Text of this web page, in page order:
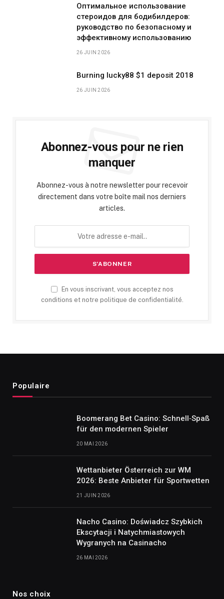
Оптимальное использование
стероидов для бодибилдеров:
руководство по безопасному и
эффективному использованию
26 JUIN 2026
Burning lucky88 $1 deposit 2018
26 JUIN 2026
Abonnez-vous pour ne rien
manquer
Abonnez-vous à notre newsletter pour recevoir
directement dans votre boîte mail nos derniers
articles.
En vous inscrivant, vous acceptez nos
conditions et notre politique de confidentialité.
Populaire
Boomerang Bet Casino: Schnell‑Spaß
für den modernen Spieler
20 MAI 2026
Wettanbieter Österreich zur WM
2026: Beste Anbieter für Sportwetten
21 JUIN 2026
Nacho Casino: Doświadcz Szybkich
Ekscytacji i Natychmiastowych
Wygranych na Casinacho
26 MAI 2026
Nos choix